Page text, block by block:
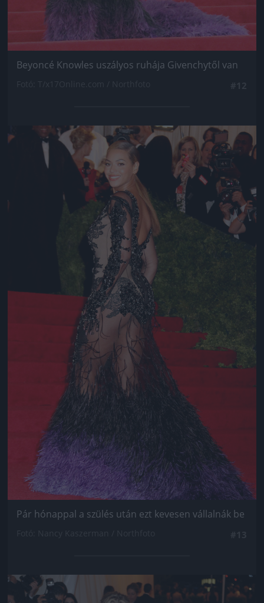
Beyoncé Knowles uszályos ruhája Givenchytől van
Jön még kép!
Pár hónappal a szülés után ezt kevesen vállalnák be
Jön még kép!